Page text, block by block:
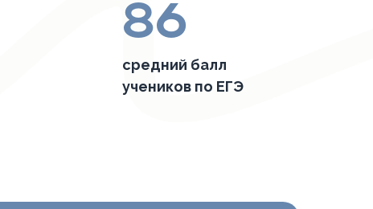
средний балл
учеников по ЕГЭ
86